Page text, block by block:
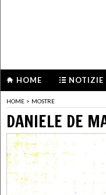
HOME NOTIZIE
HOME > MOSTRE
DANIELE DE